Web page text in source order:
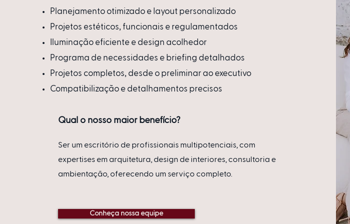
Planejamento otimizado e layout personalizado
Projetos estéticos, funcionais e regulamentados
Iluminação eficiente e design acolhedor
Programa de necessidades e briefing detalhados
Projetos completos, desde o preliminar ao executivo
Compatibilização e detalhamentos precisos
Qual o nosso maior benefício?
Ser um escritório de profissionais multipotenciais, com
expertises em arquitetura, design de interiores, consultoria e
ambientação, oferecendo um serviço completo.
Conheça nossa equipe